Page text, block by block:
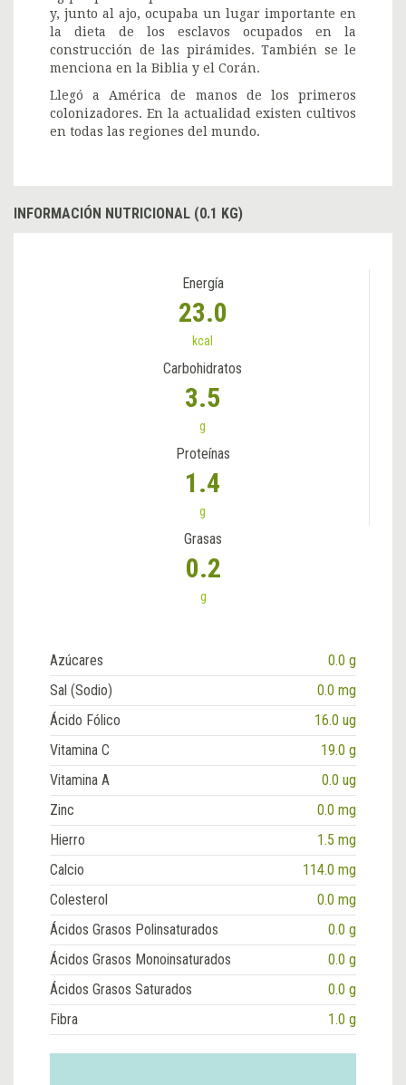
y, junto al ajo, ocupaba un lugar importante en
la dieta de los esclavos ocupados en la
construcción de las pirámides. También se le
menciona en la Biblia y el Corán.
Llegó a América de manos de los primeros
colonizadores. En la actualidad existen cultivos
en todas las regiones del mundo.
INFORMACIÓN NUTRICIONAL (0.1 KG)
Energía
23.0
kcal
Carbohidratos
3.5
g
Proteínas
1.4
g
Grasas
0.2
g
Azúcares
0.0 g
Sal (Sodio)
0.0 mg
Ácido Fólico
16.0 ug
Vitamina C
19.0 g
Vitamina A
0.0 ug
Zinc
0.0 mg
Hierro
1.5 mg
Calcio
114.0 mg
Colesterol
0.0 mg
Ácidos Grasos Polinsaturados
0.0 g
Ácidos Grasos Monoinsaturados
0.0 g
Ácidos Grasos Saturados
0.0 g
Fibra
1.0 g